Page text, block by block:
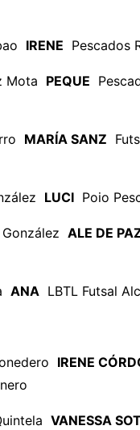
IRENE Pescados
Mota PEQUE
MARÍA SANZ
LUCI Poio
ALE DE
ANA LBTL Futsal
IRENE
VANESSA